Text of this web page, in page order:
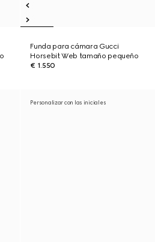
Funda para cámara Gucci
Horsebit Web tamaño pequeño
€ 1.550
Personalizar con las iniciales